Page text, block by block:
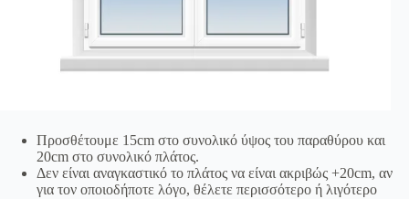
Προσθέτουμε 15cm στο συνολικό ύψος του παραθύρου και
20cm στο συνολικό πλάτος.
Δεν είναι αναγκαστικό το πλάτος να είναι ακριβώς +20cm, αν
για τον οποιοδήποτε λόγο, θέλετε περισσότερο ή λιγότερο